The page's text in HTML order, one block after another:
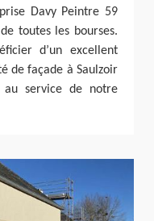
Davy Peintre 59
toutes les bourses.
d’un excellent
de façade à Saulzoir
service de notre